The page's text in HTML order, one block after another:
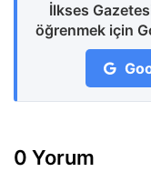
İlkses
öğrenmek için
0 Yorum